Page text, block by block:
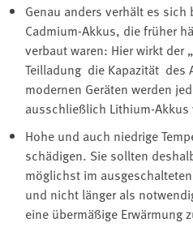
Genau anders verhält es
Cadmium-Akkus, die früher
verbaut waren: Hier wirkt der
Teilladung die Kapazität des
modernen Geräten werden
ausschließlich Lithium-Akkus
Hohe und auch niedrige
schädigen. Sie sollten
möglichst im
und nicht länger als
eine übermäßige Erwärmung